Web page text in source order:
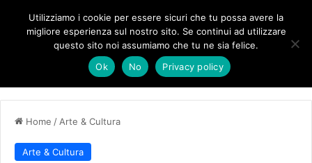
Forza Italia, il legnaghese Donà nella segreteria regionale
Home / Arte & Cultura
Arte & Cultura
Utilizziamo i cookie per essere sicuri che tu possa avere la
migliore esperienza sul nostro sito. Se continui ad utilizzare
questo sito noi assumiamo che tu ne sia felice.
Ok
No Privacy policy